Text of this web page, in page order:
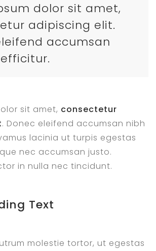
dolor sit amet,
adipiscing elit.
accumsan
sit amet, consectetur
. Donec eleifend accumsan nibh
lacinia ut turpis egestas
nec accumsan justo.
in nulla nec tincidunt.
Text
molestie tortor, ut egestas